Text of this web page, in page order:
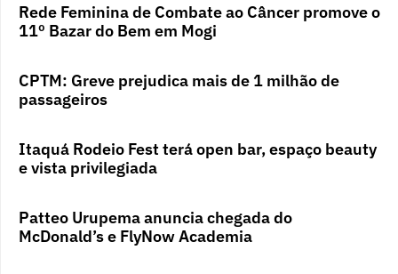
Rede Feminina de Combate ao Câncer promove o
11º Bazar do Bem em Mogi
CPTM: Greve prejudica mais de 1 milhão de
passageiros
Itaquá Rodeio Fest terá open bar, espaço beauty
e vista privilegiada
Patteo Urupema anuncia chegada do
McDonald’s e FlyNow Academia